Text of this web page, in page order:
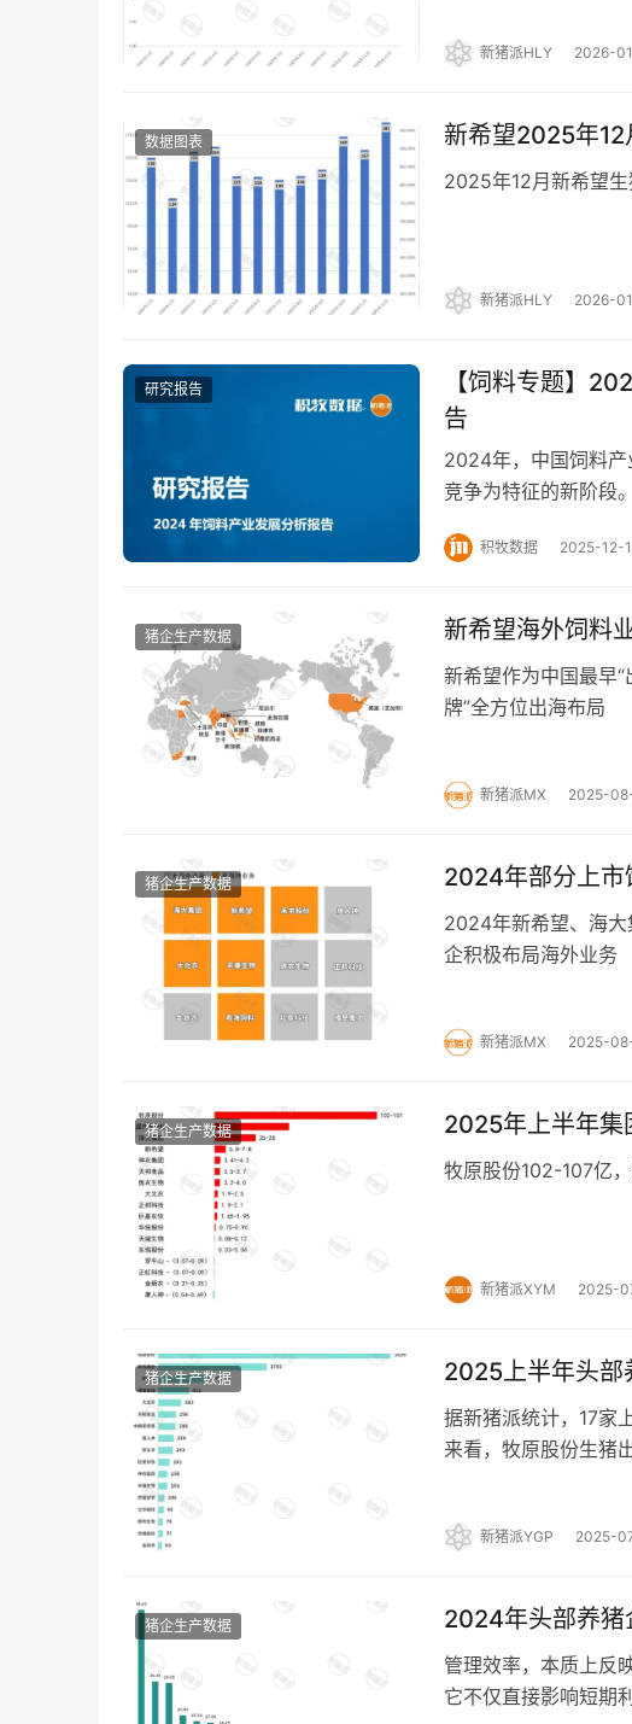
新猪派HLY 2026-
数据图表 新希望2025年12
2025年12月新希望
新猪派HLY 2026-
研究报告
【饲料专题】
告
2024年，中国饲料
竞争为特征的新阶段
积牧数据 2025-12-
猪企生产数据 新希望海外饲料
新希望作为中国最早
牌”全方位出海布局
新猪派MX 2025-
猪企生产数据 2024年部分上市
2024年新希望、海
企积极布局海外业务
新猪派MX 2025-
猪企生产数据 2025年上半年集
牧原股份102-107亿
新猪派XYM 2025-
猪企生产数据 2025上半年头部
据新猪派统计，17家
来看，牧原股份生猪
新猪派YGP 2025-
猪企生产数据 2024年头部养猪
管理效率，本质上反
它不仅直接影响短期